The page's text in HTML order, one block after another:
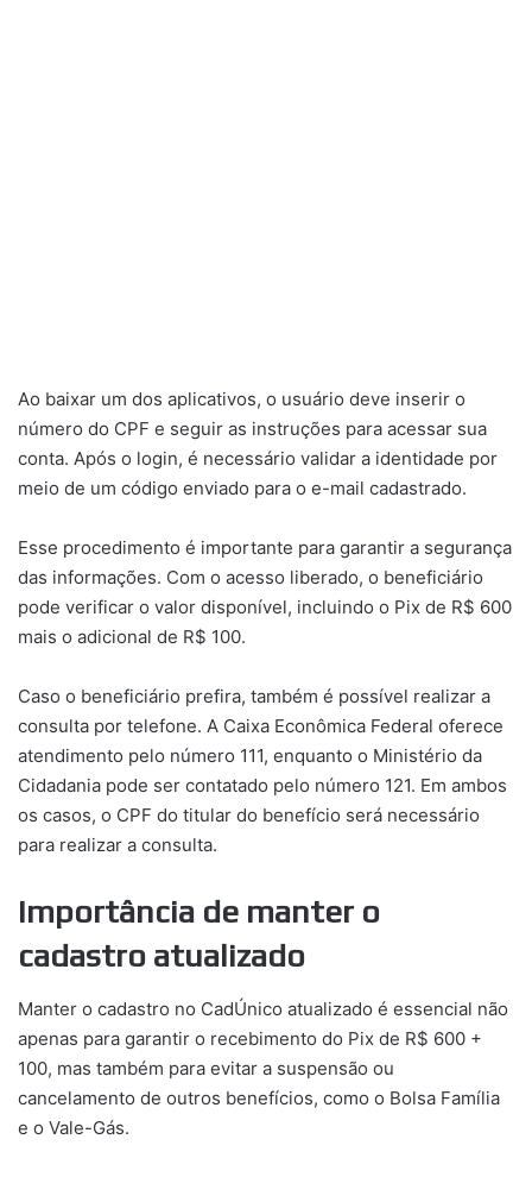
Ao baixar um dos aplicativos, o usuário deve inserir o
número do CPF e seguir as instruções para acessar sua
conta. Após o login, é necessário validar a identidade por
meio de um código enviado para o e-mail cadastrado.
Esse procedimento é importante para garantir a segurança
das informações. Com o acesso liberado, o beneficiário
pode verificar o valor disponível, incluindo o Pix de R$ 600
mais o adicional de R$ 100.
Caso o beneficiário prefira, também é possível realizar a
consulta por telefone. A Caixa Econômica Federal oferece
atendimento pelo número 111, enquanto o Ministério da
Cidadania pode ser contatado pelo número 121. Em ambos
os casos, o CPF do titular do benefício será necessário
para realizar a consulta.
Importância de manter o
cadastro atualizado
Manter o cadastro no CadÚnico atualizado é essencial não
apenas para garantir o recebimento do Pix de R$ 600 +
100, mas também para evitar a suspensão ou
cancelamento de outros benefícios, como o Bolsa Família
e o Vale-Gás.